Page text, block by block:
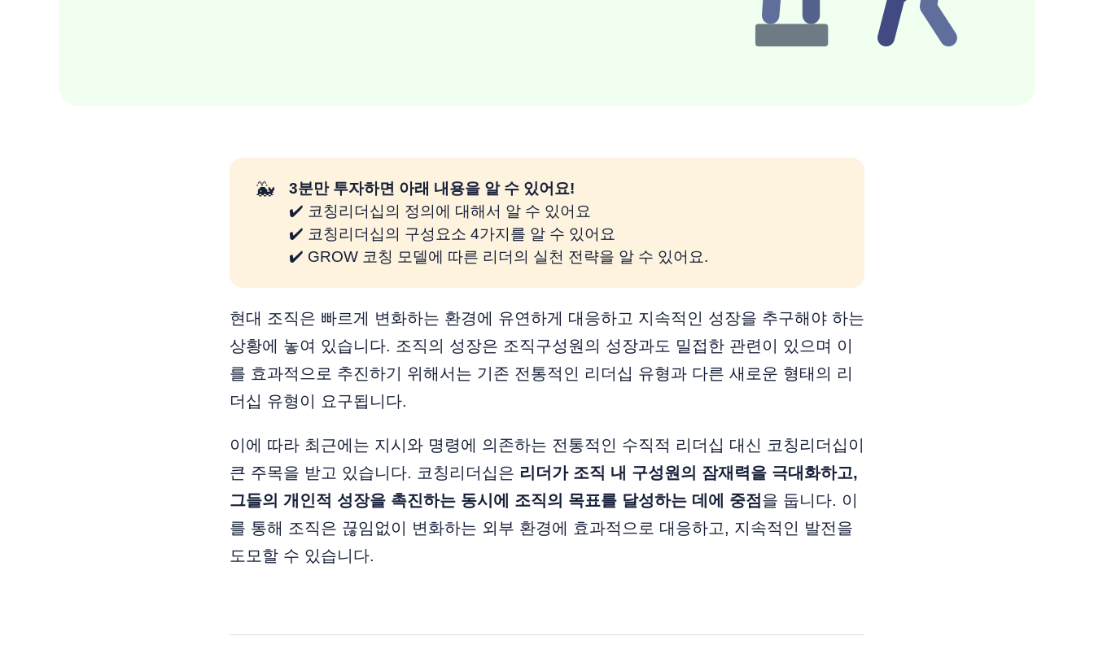
🐳
3분만 투자하면 아래 내용을 알 수 있어요!
✔️ 코칭리더십의 정의에 대해서 알 수 있어요
✔️ 코칭리더십의 구성요소 4가지를 알 수 있어요
✔️ GROW 코칭 모델에 따른 리더의 실천 전략을 알 수 있어요.
현대 조직은 빠르게 변화하는 환경에 유연하게 대응하고 지속적인 성장을 추구해야 하는
상황에 놓여 있습니다. 조직의 성장은 조직구성원의 성장과도 밀접한 관련이 있으며 이
를 효과적으로 추진하기 위해서는 기존 전통적인 리더십 유형과 다른 새로운 형태의 리
더십 유형이 요구됩니다.
이에 따라 최근에는 지시와 명령에 의존하는 전통적인 수직적 리더십 대신 코칭리더십이
큰 주목을 받고 있습니다. 코칭리더십은 리더가 조직 내 구성원의 잠재력을 극대화하고,
그들의 개인적 성장을 촉진하는 동시에 조직의 목표를 달성하는 데에 중점을 둡니다. 이
를 통해 조직은 끊임없이 변화하는 외부 환경에 효과적으로 대응하고, 지속적인 발전을
도모할 수 있습니다.